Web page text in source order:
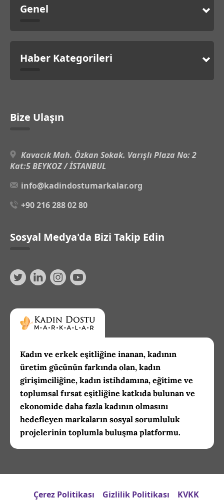
Genel
Haber Kategorileri
Bize Ulaşın
Kavacık Mah. Özkan Sokak. Varışlı Plaza No: 2
Kat:5 BEYKOZ / İSTANBUL
info@kadindostumarkalar.org
+90 216 288 02 80
Sosyal Medya'da Bizi Takip Edin
Kadın ve erkek eşitliğine inanan, kadının
üretim gücünün farkında olan, kadın
girişimciliğine, kadın istihdamına, eğitime ve
toplumsal fırsat eşitliğine katkıda bulunan ve
ekonomide daha fazla kadının olmasını
hedefleyen markaların sosyal sorumluluk
projelerinin toplumla buluşma platformu.
Çerez Politikası Gizlilik Politikası KVKK